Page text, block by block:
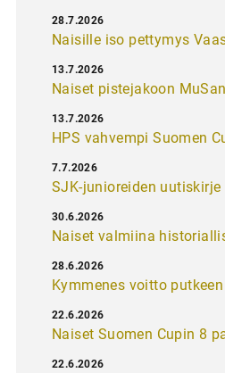
Naisille iso pettymys
28.7.2026
Naiset pistejakoon
13.7.2026
HPS vahvempi Suomen
13.7.2026
SJK-junioreiden uutiskirje
7.7.2026
Naiset valmiina
30.6.2026
Kymmenes voitto
28.6.2026
Naiset Suomen Cupin 8
22.6.2026
22.6.2026